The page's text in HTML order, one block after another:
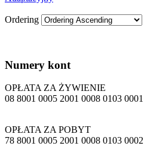
Ordering
Numery kont
OPŁATA ZA ŻYWIENIE
08 8001 0005 2001 0008 0103 0001
OPŁATA ZA POBYT
78 8001 0005 2001 0008 0103 0002